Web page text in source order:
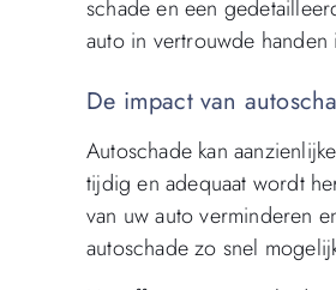
schade en een
auto in vertrouwde
De impact van
Autoschade kan
tijdig en adequaat wordt
van uw auto verminderen
autoschade zo snel